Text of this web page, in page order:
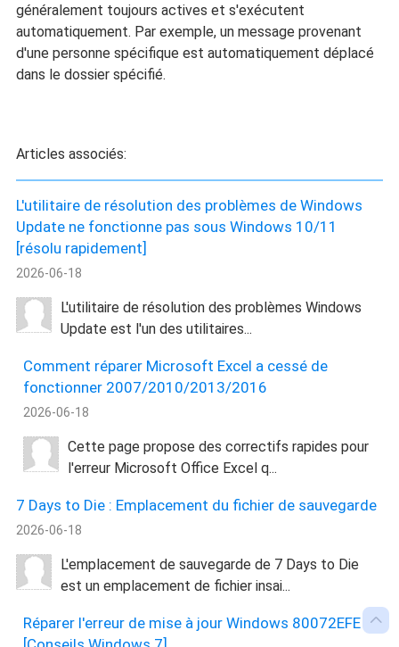

généralement toujours actives et s'exécutent
automatiquement. Par exemple, un message provenant
d'une personne spécifique est automatiquement déplacé
dans le dossier spécifié.
Articles associés:
L'utilitaire de résolution des problèmes de Windows
Update ne fonctionne pas sous Windows 10/11
[résolu rapidement]
2026-06-18
L'utilitaire de résolution des problèmes Windows
Update est l'un des utilitaires...
Comment réparer Microsoft Excel a cessé de
fonctionner 2007/2010/2013/2016
2026-06-18
Cette page propose des correctifs rapides pour
l'erreur Microsoft Office Excel q...
7 Days to Die : Emplacement du fichier de sauvegarde
2026-06-18
L'emplacement de sauvegarde de 7 Days to Die
est un emplacement de fichier insai...
Réparer l'erreur de mise à jour Windows 80072EFE